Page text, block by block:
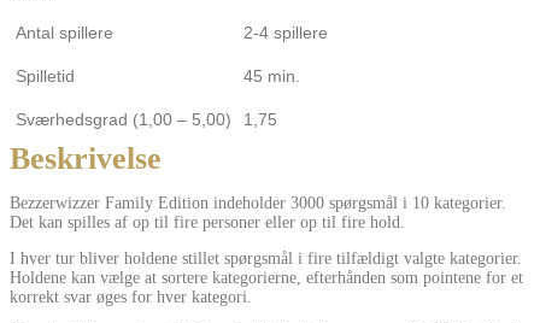
Antal spillere 2-4 spillere
Spilletid 45 min.
Sværhedsgrad (1,00 – 5,00) 1,75
Beskrivelse
Bezzerwizzer Family Edition indeholder 3000 spørgsmål i 10 kategorier.
Det kan spilles af op til fire personer eller op til fire hold.
I hver tur bliver holdene stillet spørgsmål i fire tilfældigt valgte kategorier.
Holdene kan vælge at sortere kategorierne, efterhånden som pointene for et
korrekt svar øges for hver kategori.